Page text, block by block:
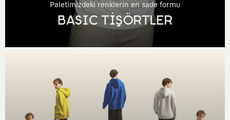
Paletimizdeki renklerin en sade formu
BASIC TİŞÖRTLER